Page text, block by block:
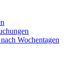
Wochentagen